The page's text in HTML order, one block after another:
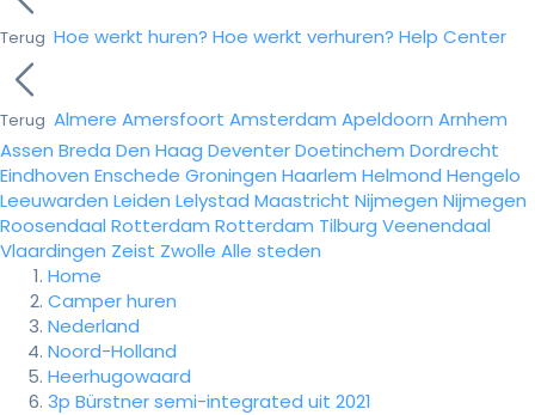
Terug Hoe werkt huren? Hoe werkt verhuren? Help Center
Terug Almere Amersfoort Amsterdam Apeldoorn Arnhem
Assen Breda Den Haag DeventerDoetinchem Dordrecht
Eindhoven Enschede Groningen Haarlem Helmond Hengelo
Leeuwarden Leiden Lelystad Maastricht Nijmegen Nijmegen
Roosendaal Rotterdam Rotterdam Tilburg Veenendaal
Vlaardingen Zeist Zwolle Alle steden
Home
Camper huren
Nederland
Noord-Holland
Heerhugowaard
3p Bürstner semi-integrated uit 2021